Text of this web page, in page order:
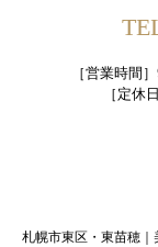
［営業時間
［定休
札幌市東区・東苗穂